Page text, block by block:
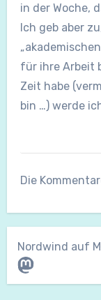
in der Woche,
Ich geb aber
für ihre Arbeit
Zeit habe
bin …) werde
Die
Nordwind auf
Mastodon